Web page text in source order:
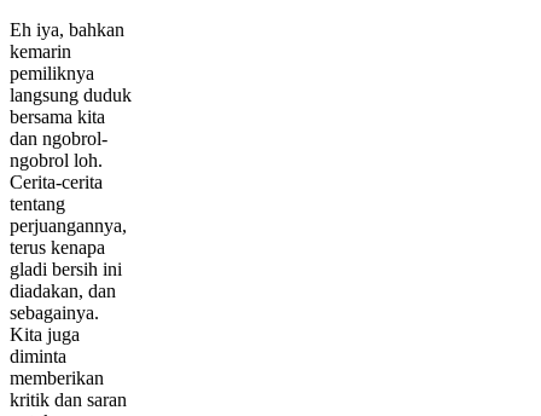
Eh iya, bahkan
kemarin
pemiliknya
langsung duduk
bersama kita
dan ngobrol-
ngobrol loh.
Cerita-cerita
tentang
perjuangannya,
terus kenapa
gladi bersih ini
diadakan, dan
sebagainya.
Kita juga
diminta
memberikan
kritik dan saran